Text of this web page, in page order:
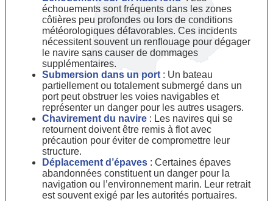
échouements sont fréquents dans les zones
côtières peu profondes ou lors de conditions
météorologiques défavorables. Ces incidents
nécessitent souvent un renflouage pour dégager
le navire sans causer de dommages
supplémentaires.
Submersion dans un port : Un bateau
partiellement ou totalement submergé dans un
port peut obstruer les voies navigables et
représenter un danger pour les autres usagers.
Chavirement du navire : Les navires qui se
retournent doivent être remis à flot avec
précaution pour éviter de compromettre leur
structure.
Déplacement d’épaves : Certaines épaves
abandonnées constituent un danger pour la
navigation ou l’environnement marin. Leur retrait
est souvent exigé par les autorités portuaires.